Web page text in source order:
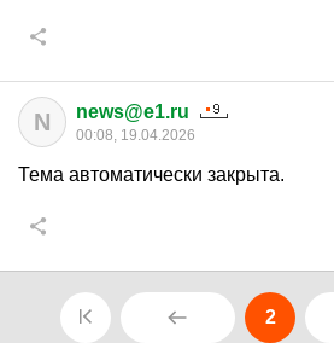
N news@e1.ru
00:08, 19.04.2026
Тема автоматически закрыта.
2